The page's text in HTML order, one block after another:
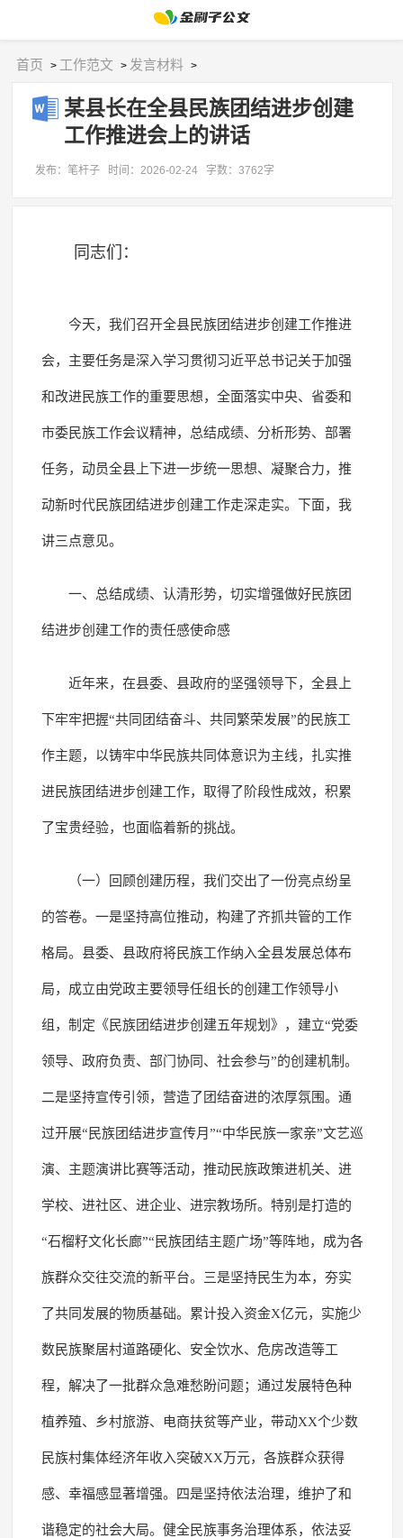
首页 > 工作范文 > 发言材料 >
某县长在全县民族团结进步创建
工作推进会上的讲话
发布：笔杆子 时间：2026-02-24 字数：3762字
同志们：
今天，我们召开全县民族团结进步创建工作推进
会，主要任务是深入学习贯彻习近平总书记关于加强
和改进民族工作的重要思想，全面落实中央、省委和
市委民族工作会议精神，总结成绩、分析形势、部署
任务，动员全县上下进一步统一思想、凝聚合力，推
动新时代民族团结进步创建工作走深走实。下面，我
讲三点意见。
一、总结成绩、认清形势，切实增强做好民族团
结进步创建工作的责任感使命感
近年来，在县委、县政府的坚强领导下，全县上
下牢牢把握“共同团结奋斗、共同繁荣发展”的民族工
作主题，以铸牢中华民族共同体意识为主线，扎实推
进民族团结进步创建工作，取得了阶段性成效，积累
了宝贵经验，也面临着新的挑战。
（一）回顾创建历程，我们交出了一份亮点纷呈
的答卷。一是坚持高位推动，构建了齐抓共管的工作
格局。县委、县政府将民族工作纳入全县发展总体布
局，成立由党政主要领导任组长的创建工作领导小
组，制定《民族团结进步创建五年规划》，建立“党委
领导、政府负责、部门协同、社会参与”的创建机制。
二是坚持宣传引领，营造了团结奋进的浓厚氛围。通
过开展“民族团结进步宣传月”“中华民族一家亲”文艺巡
演、主题演讲比赛等活动，推动民族政策进机关、进
学校、进社区、进企业、进宗教场所。特别是打造的
“石榴籽文化长廊”“民族团结主题广场”等阵地，成为各
族群众交往交流的新平台。三是坚持民生为本，夯实
了共同发展的物质基础。累计投入资金X亿元，实施少
数民族聚居村道路硬化、安全饮水、危房改造等工
程，解决了一批群众急难愁盼问题；通过发展特色种
植养殖、乡村旅游、电商扶贫等产业，带动XX个少数
民族村集体经济年收入突破XX万元，各族群众获得
感、幸福感显著增强。四是坚持依法治理，维护了和
谐稳定的社会大局。健全民族事务治理体系，依法妥